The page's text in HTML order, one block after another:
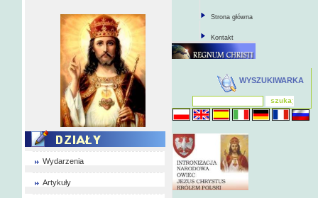
Wydarzenia
Artykuły
Strona główna
Kontakt
WYSZUKIWARKA